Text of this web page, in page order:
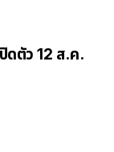
ดตัว 12 ส.ค.